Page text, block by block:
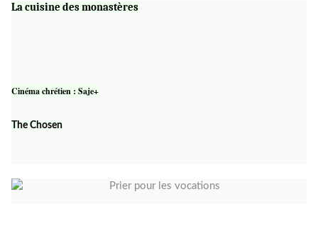
La cuisine des monastères
Cinéma chrétien : Saje+
The Chosen